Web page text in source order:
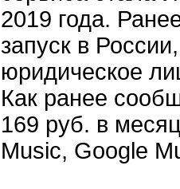
2019 года.
запуск в
юридическое
Как ранее
169 руб. в
Music, Google